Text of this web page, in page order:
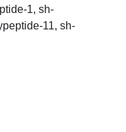
1, sh-
11, sh-